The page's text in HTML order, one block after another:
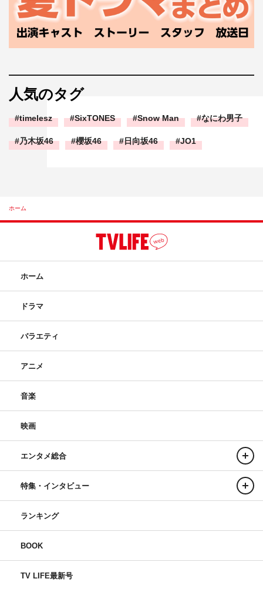
人気のタグ
timelesz SixTONES Snow Man なにわ男子
乃木坂46 櫻坂46 日向坂46 JO1
ホーム
ホーム
ドラマ
バラエティ
アニメ
音楽
映画
エンタメ総合
特集・インタビュー
ランキング
BOOK
TV LIFE最新号